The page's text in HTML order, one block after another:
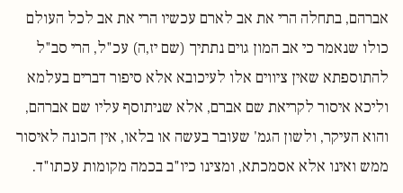
אברהם, בתחלה הרי את אב לארם עכשיו הרי את אב לכל העולם
כולו שנאמר כי אב המון גוים נתתיך (שם יז,ה) עכ"ל, הרי סב"ל
להתוספתא שאין ציווים אלו לעיכובא אלא סיפור דברים בעלמא
וליכא איסור לקריאת שם אברם, אלא שניתוסף עליו שם אברהם,
והוא העיקר, ולשון הגמ' שעובר בעשה או בלאו, אין הכונה לאיסור
ממש ואינו אלא אסמכתא, ומצינו כיו"ב בכמה מקומות עכתו"ד.